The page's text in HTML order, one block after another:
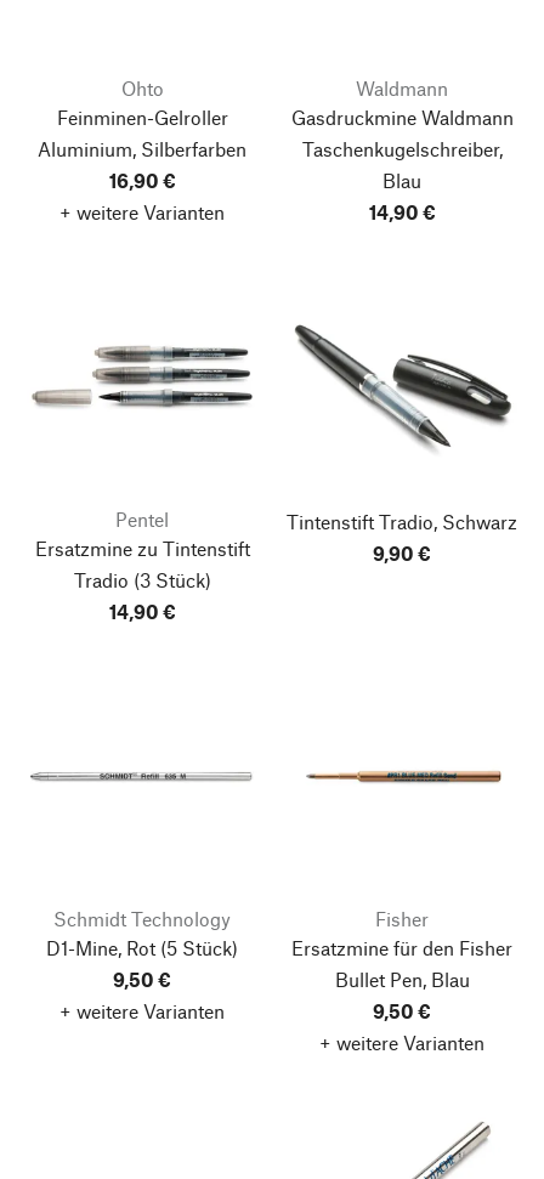
Ohto
Feinminen-Gelroller
Aluminium, Silberfarben
16,90 €
+ weitere Varianten
Waldmann
Gasdruckmine Waldmann
Taschenkugelschreiber,
Blau
14,90 €
Pentel
Ersatzmine zu Tintenstift
Tradio (3 Stück)
14,90 €
Tintenstift Tradio, Schwarz
9,90 €
Schmidt Technology
D1-Mine, Rot (5 Stück)
9,50 €
+ weitere Varianten
Fisher
Ersatzmine für den Fisher
Bullet Pen, Blau
9,50 €
+ weitere Varianten